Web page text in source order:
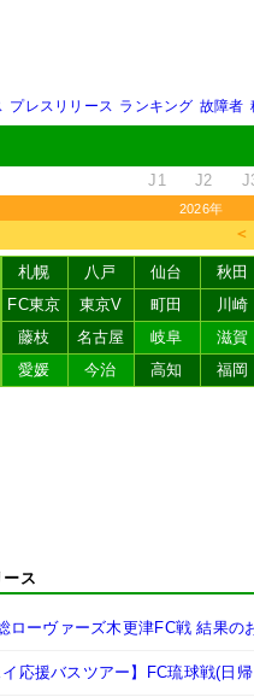
プレスリリース ランキング 故障者
J1 J2
2026年
＜
札幌 八戸 仙台 秋田
FC東京
東京V 町田 川崎
藤枝
名古屋 岐阜 滋賀
愛媛
今治 高知 福岡
ース
ローヴァーズ木更津FC戦 結果の
イ応援バスツアー】FC琉球戦(日